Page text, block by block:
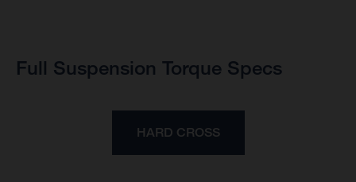
Full Suspension Torque Specs
HARD CROSS